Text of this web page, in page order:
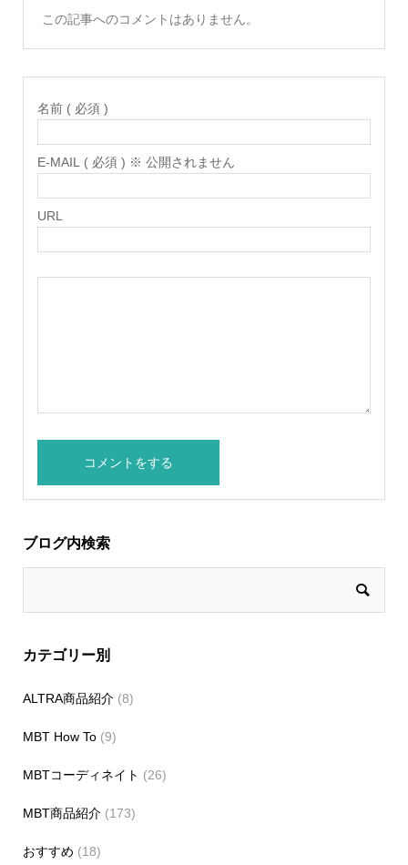
この記事へのコメントはありません。
名前 ( 必須 )
E-MAIL ( 必須 ) ※ 公開されません
URL
ブログ内検索
カテゴリー別
ALTRA商品紹介(8)
MBT How To(9)
MBTコーディネイト (26)
MBT商品紹介(173)
おすすめ (18)